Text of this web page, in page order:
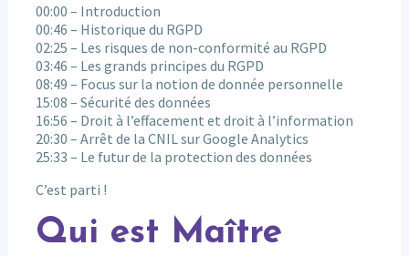
00:00 – Introduction
00:46 – Historique du RGPD
02:25 – Les risques de non-conformité au RGPD
03:46 – Les grands principes du RGPD
08:49 – Focus sur la notion de donnée personnelle
15:08 – Sécurité des données
16:56 – Droit à l’effacement et droit à l’information
20:30 – Arrêt de la CNIL sur Google Analytics
25:33 – Le futur de la protection des données
C’est parti !
Qui est Maître